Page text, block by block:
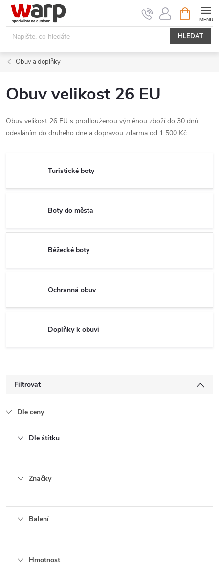
Přejít
obsah
HLEDAT
NÁKUPNÍ
KOŠÍK
Obuv a doplňky
Obuv velikost 26 EU
Obuv velikost 26 EU s prodlouženou výměnou zboží do 30 dnů,
odesláním do druhého dne a dopravou zdarma od 1 500 Kč.
Turistické boty
Boty do města
Běžecké boty
Ochranná obuv
Doplňky k obuvi
Filtrovat
Dle ceny
Dle štítku
Značky
Balení
Hmotnost